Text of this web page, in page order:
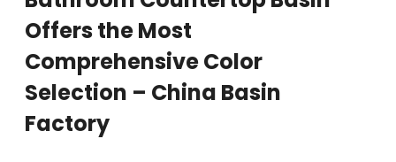
Offers the Most
Comprehensive Color
Selection – China Basin
Factory